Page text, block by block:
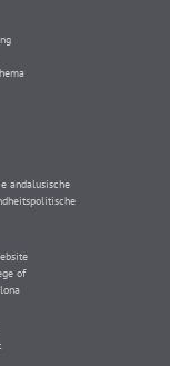
andalusische
of